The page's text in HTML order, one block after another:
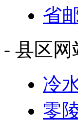
省
- 县区网
冷
零